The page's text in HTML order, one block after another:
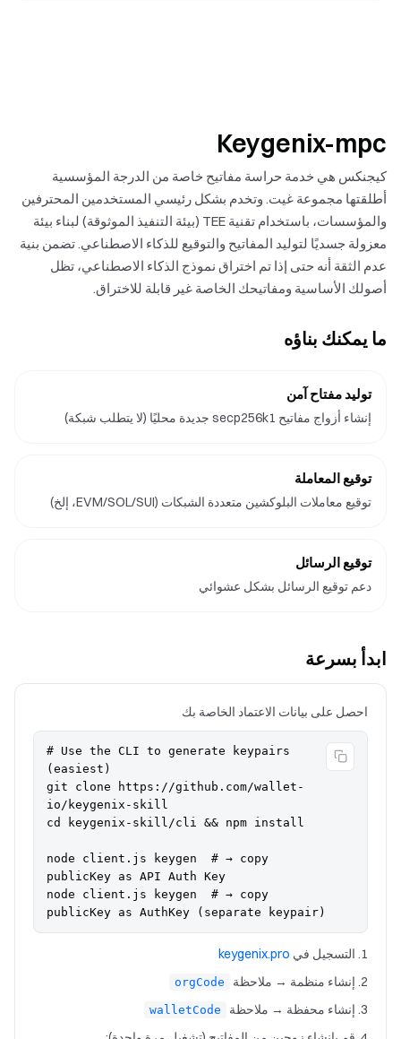
Keygenix-mpc
كيجنكس هي خدمة حراسة مفاتيح خاصة من الدرجة المؤسسية
أطلقتها مجموعة غيت. وتخدم بشكل رئيسي المستخدمين المحترفين
والمؤسسات، باستخدام تقنية TEE (بيئة التنفيذ الموثوقة) لبناء بيئة
معزولة جسديًا لتوليد المفاتيح والتوقيع للذكاء الاصطناعي. تضمن بنية
عدم الثقة أنه حتى إذا تم اختراق نموذج الذكاء الاصطناعي، تظل
أصولك الأساسية ومفاتيحك الخاصة غير قابلة للاختراق.
ما يمكنك بناؤه
توليد مفتاح آمن
إنشاء أزواج مفاتيح secp256k1 جديدة محليًا (لا يتطلب شبكة)
توقيع المعاملة
توقيع معاملات البلوكشين متعددة الشبكات (EVM/SOL/SUI، إلخ)
توقيع الرسائل
دعم توقيع الرسائل بشكل عشوائي
ابدأ بسرعة
احصل على بيانات الاعتماد الخاصة بك
# Use the CLI to generate keypairs
(easiest)
git clone https://github.com/wallet-
io/keygenix-skill
cd keygenix-skill/cli && npm install
node client.js keygen  # → copy
publicKey as API Auth Key
node client.js keygen  # → copy
publicKey as AuthKey (separate keypair)
التسجيل في keygenix.pro
إنشاء منظمة → ملاحظة
orgCode
إنشاء محفظة → ملاحظة walletCode